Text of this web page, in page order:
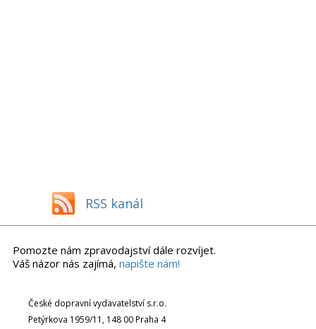
RSS kanál
Pomozte nám zpravodajství dále rozvíjet.
Váš názor nás zajímá, napište nám!
České dopravní vydavatelství s.r.o.
Petýrkova 1959/11, 148 00 Praha 4